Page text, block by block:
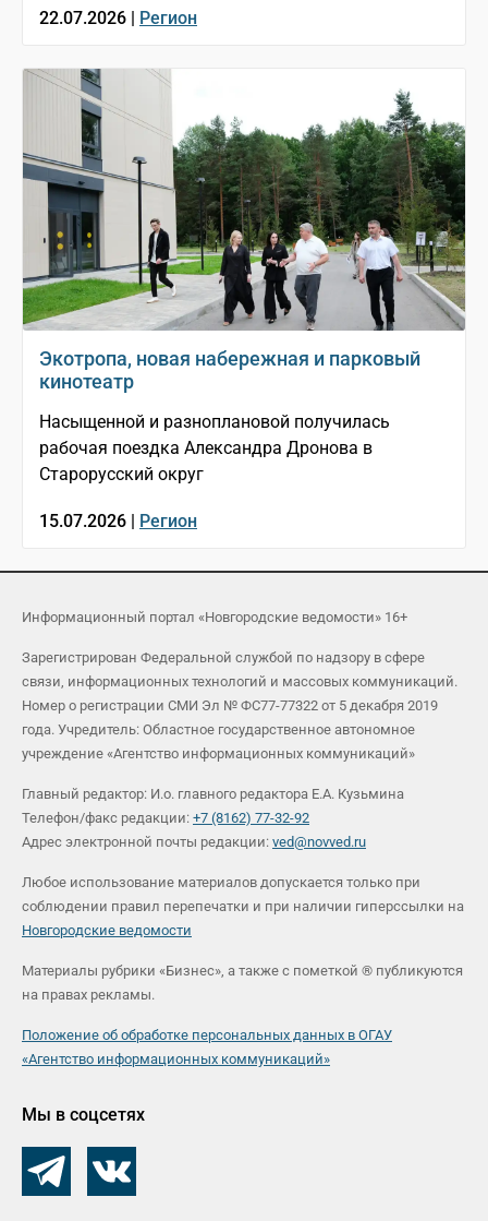
22.07.2026 | Регион
Экотропа, новая набережная и парковый
кинотеатр
Насыщенной и разноплановой получилась
рабочая поездка Александра Дронова в
Старорусский округ
15.07.2026 | Регион
Информационный портал «Новгородские ведомости» 16+
Зарегистрирован Федеральной службой по надзору в сфере
связи, информационных технологий и массовых коммуникаций.
Номер о регистрации СМИ Эл № ФС77-77322 от 5 декабря 2019
года. Учредитель: Областное государственное автономное
учреждение «Агентство информационных коммуникаций»
Главный редактор: И.о. главного редактора Е.А. Кузьмина
Телефон/факс редакции: +7 (8162) 77-32-92
Адрес электронной почты редакции: ved@novved.ru
Любое использование материалов допускается только при
соблюдении правил перепечатки и при наличии гиперссылки на
Новгородские ведомости
Материалы рубрики «Бизнес», а также с пометкой ® публикуются
на правах рекламы.
Положение об обработке персональных данных в ОГАУ
«Агентство информационных коммуникаций»
Мы в соцсетях